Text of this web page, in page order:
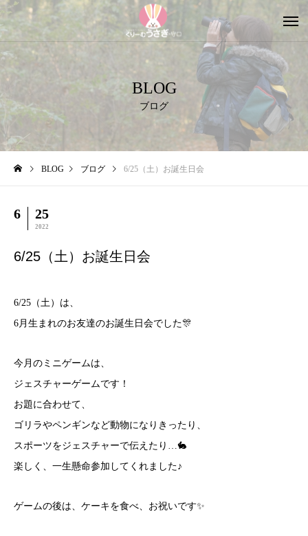
BLOG
ブログ
BLOG ブログ 6/25（土）お誕生日会
6 25
2022
6/25（土）お誕生日会
6/25（土）は、
6月生まれのお友達のお誕生日会でした🎊
今月のミニゲームは、
ジェスチャーゲームです！
お題に合わせて、
ゴリラやペンギンなど動物になりきったり、
スポーツをジェスチャーで伝えたり…🐇
楽しく、一生懸命参加してくれました♪
ゲームの後は、ケーキを食べ、お祝いです✨